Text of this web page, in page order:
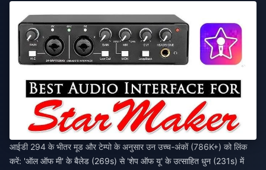
आईडी 294 के भीतर मूड और टेम्पो के अनुसार उन उच्च-अंकों (786K+) को लिंक
करें: 'ऑल ऑफ मी' के बैलेड (269s) से 'शेप ऑफ यू' के उत्साहित धुन (231s) में